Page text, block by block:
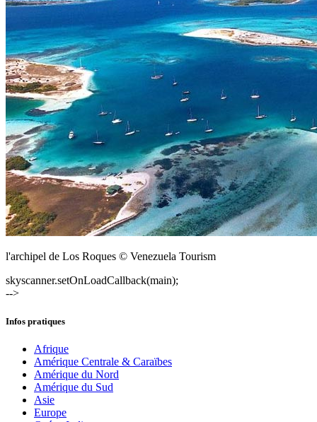
l'archipel de Los Roques © Venezuela Tourism
skyscanner.setOnLoadCallback(main);
-->
Infos pratiques
Afrique
Amérique Centrale & Caraïbes
Amérique du Nord
Amérique du Sud
Asie
Europe